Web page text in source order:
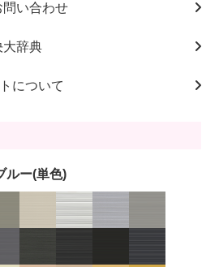
問い合わせ
大辞典
について
ルー(単色)